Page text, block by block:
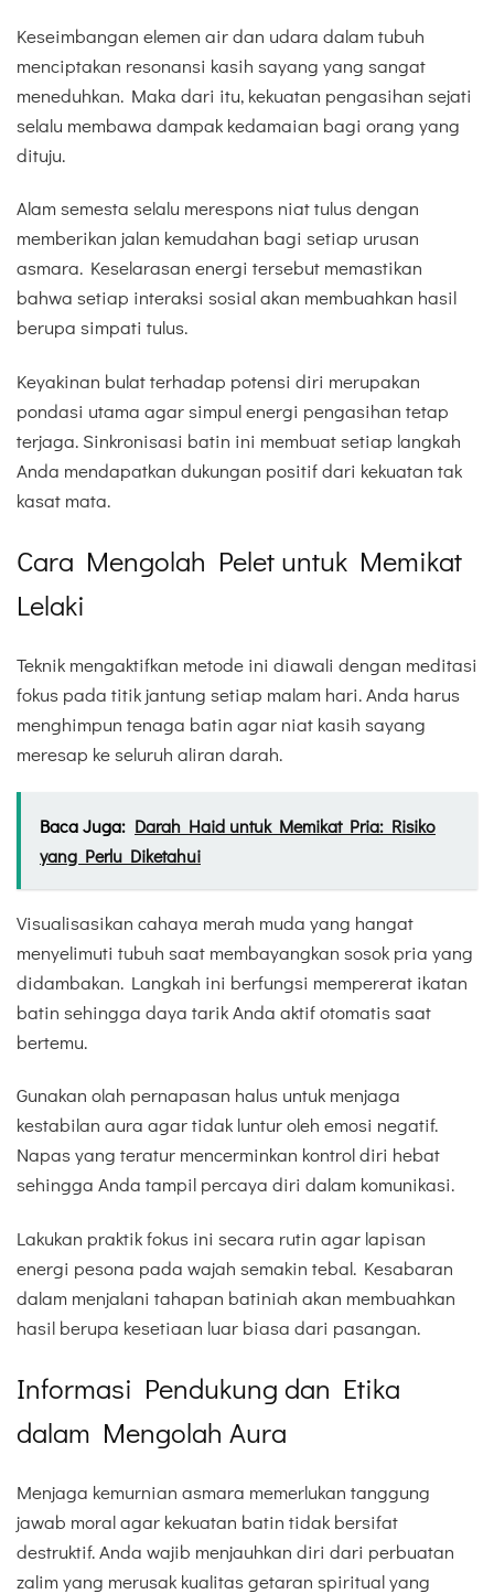
Keseimbangan elemen air dan udara dalam tubuh
menciptakan resonansi kasih sayang yang sangat
meneduhkan. Maka dari itu, kekuatan pengasihan sejati
selalu membawa dampak kedamaian bagi orang yang
dituju.
Alam semesta selalu merespons niat tulus dengan
memberikan jalan kemudahan bagi setiap urusan
asmara. Keselarasan energi tersebut memastikan
bahwa setiap interaksi sosial akan membuahkan hasil
berupa simpati tulus.
Keyakinan bulat terhadap potensi diri merupakan
pondasi utama agar simpul energi pengasihan tetap
terjaga. Sinkronisasi batin ini membuat setiap langkah
Anda mendapatkan dukungan positif dari kekuatan tak
kasat mata.
Cara Mengolah Pelet untuk Memikat
Lelaki
Teknik mengaktifkan metode ini diawali dengan meditasi
fokus pada titik jantung setiap malam hari. Anda harus
menghimpun tenaga batin agar niat kasih sayang
meresap ke seluruh aliran darah.
Baca Juga: Darah Haid untuk Memikat Pria: Risiko
yang Perlu Diketahui
Visualisasikan cahaya merah muda yang hangat
menyelimuti tubuh saat membayangkan sosok pria yang
didambakan. Langkah ini berfungsi mempererat ikatan
batin sehingga daya tarik Anda aktif otomatis saat
bertemu.
Gunakan olah pernapasan halus untuk menjaga
kestabilan aura agar tidak luntur oleh emosi negatif.
Napas yang teratur mencerminkan kontrol diri hebat
sehingga Anda tampil percaya diri dalam komunikasi.
Lakukan praktik fokus ini secara rutin agar lapisan
energi pesona pada wajah semakin tebal. Kesabaran
dalam menjalani tahapan batiniah akan membuahkan
hasil berupa kesetiaan luar biasa dari pasangan.
Informasi Pendukung dan Etika
dalam Mengolah Aura
Menjaga kemurnian asmara memerlukan tanggung
jawab moral agar kekuatan batin tidak bersifat
destruktif. Anda wajib menjauhkan diri dari perbuatan
zalim yang merusak kualitas getaran spiritual yang